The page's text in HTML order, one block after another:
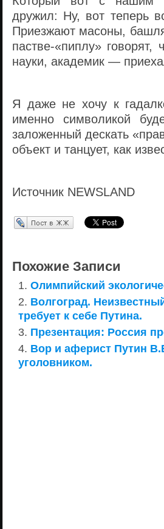
дружил: Ну, вот теперь
Приезжают масоны,
пастве-«пиплу»
науки, академик —
Я даже не хочу к
именно символикой
заложенный дескать
объект и танцует, как
Источник NEWSLAND
Перепост в ЖЖ
Похожие Записи
Олимпийский
Волгоград.
требует к себе Путина.
Презентация: Россия
Вор и аферист Путин
уголовником.